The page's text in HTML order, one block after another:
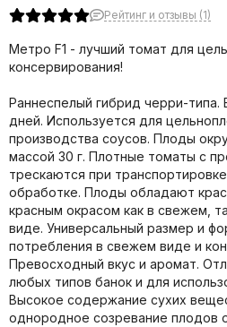
Рейтинг и отзывы (1)
Метро F1 - лучший томат для
консервирования!
Раннеспелый гибрид черри-типа.
дней. Используется для
производства соусов. Плоды
массой 30 г. Плотные томаты с
трескаются при
обработке. Плоды обладают
красным окрасом как в свежем,
виде. Универсальный размер и
потребления в свежем виде и
Превосходный вкус и аромат.
любых типов банок и для
Высокое содержание сухих
однородное созревание плодов